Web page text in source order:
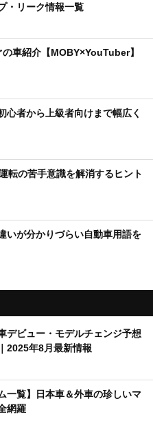
・リーク情報一覧
車紹介【MOBY×YouTuber】
心者から上級者向けまで幅広く
転の苦手意識を解消するヒント
いが分かりづらい自動車用語を
デビュー・モデルチェンジ予想
2025年8月最新情報
一覧】日本車＆外車の珍しいマ
網羅